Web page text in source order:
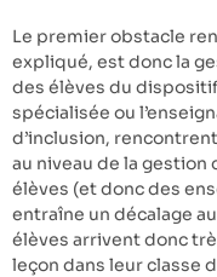
Le premier obstacle
expliqué, est donc la
des élèves du dispositif
spécialisée ou
d’inclusion,
au niveau de la gestion
élèves (et donc des
entraîne un décalage
élèves arrivent donc
leçon dans leur classe